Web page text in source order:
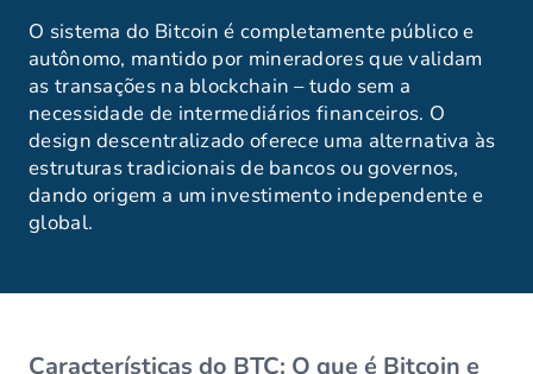
O sistema do Bitcoin é completamente público e
autônomo, mantido por mineradores que validam
as transações na blockchain – tudo sem a
necessidade de intermediários financeiros. O
design descentralizado oferece uma alternativa às
estruturas tradicionais de bancos ou governos,
dando origem a um investimento independente e
global.
Características do BTC: O que é Bitcoin e